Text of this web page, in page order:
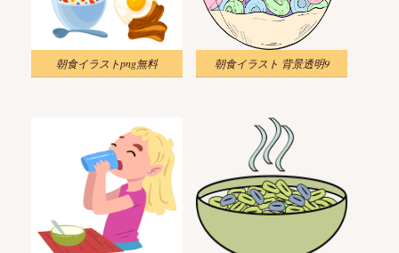
朝食イラストpng無料 朝食イラスト 背景透明9